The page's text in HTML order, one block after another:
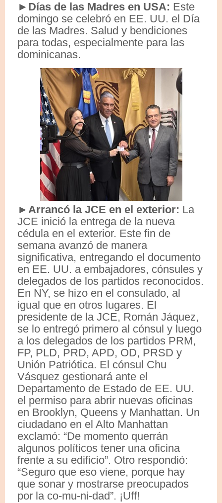
► Días de las Madres en USA: Este
domingo se celebró en EE. UU. el Día
de las Madres. Salud y bendiciones
para todas, especialmente para las
dominicanas.
►Arrancó la JCE en el exterior: La
JCE inició la entrega de la nueva
cédula en el exterior. Este fin de
semana avanzó de manera
significativa, entregando el documento
en EE. UU. a embajadores, cónsules y
delegados de los partidos reconocidos.
En NY, se hizo en el consulado, al
igual que en otros lugares. El
presidente de la JCE, Román Jáquez,
se lo entregó primero al cónsul y luego
a los delegados de los partidos PRM,
FP, PLD, PRD, APD, OD, PRSD y
Unión Patriótica. El cónsul Chu
Vásquez gestionará ante el
Departamento de Estado de EE. UU.
el permiso para abrir nuevas oficinas
en Brooklyn, Queens y Manhattan. Un
ciudadano en el Alto Manhattan
exclamó: “De momento querrán
algunos políticos tener una oficina
frente a su edificio”. Otro respondió:
“Seguro que eso viene, porque hay
que sonar y mostrarse preocupados
por la co-mu-ni-dad”. ¡Uff!